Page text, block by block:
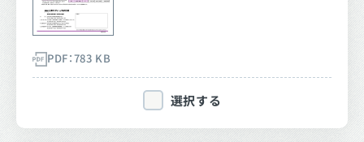
PDF：783 KB
選択する